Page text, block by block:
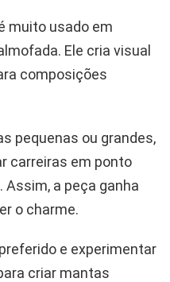
muito usado em
Ele cria visual
composições
pequenas ou grandes,
carreiras em ponto
Assim, a peça ganha
o charme.
e experimentar
criar mantas